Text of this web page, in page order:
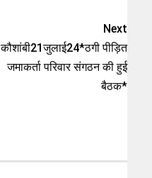
Next
कौशांबी21जुलाई24*ठगी पीड़ित
जमाकर्ता परिवार संगठन की हुई
बैठक*